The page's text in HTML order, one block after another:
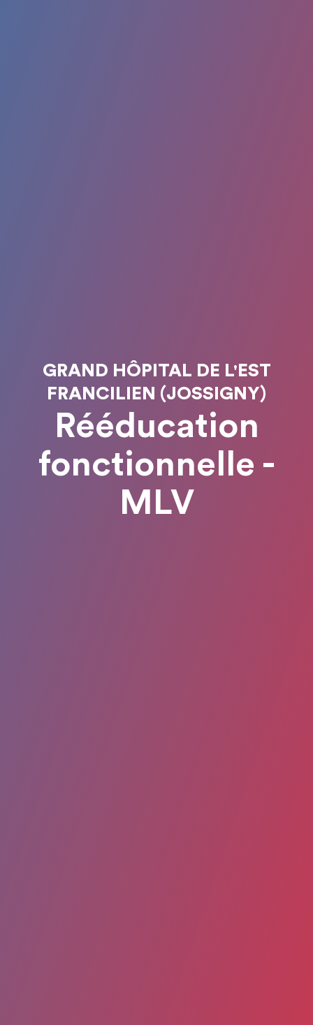
GRAND HÔPITAL DE L'EST
FRANCILIEN (JOSSIGNY)
Rééducation
fonctionnelle -
MLV